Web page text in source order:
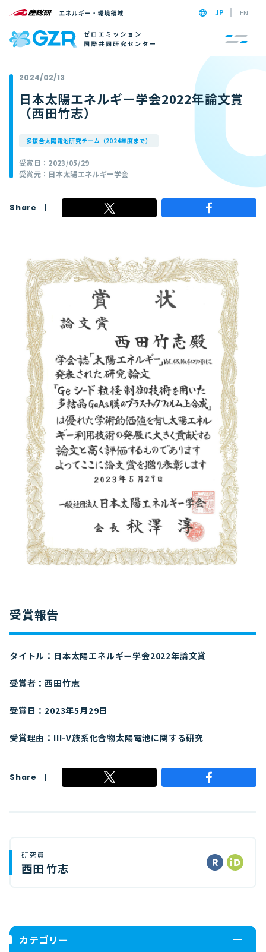
JP EN
2024/02/13
日本太陽エネルギー学会2022年論文賞
（西田竹志）
多接合太陽電池研究チーム（2024年度まで）
受賞日：2023/05/29
受賞元：日本太陽エネルギー学会
Share
受賞報告
タイトル：日本太陽エネルギー学会2022年論文賞
受賞者：西田竹志
受賞日：2023年5月29日
受賞理由：III-V族系化合物太陽電池に関する研究
Share
研究員
西田 竹志
カテゴリー